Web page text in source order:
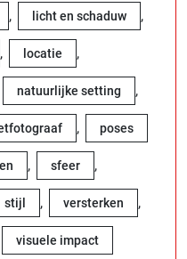
, licht en schaduw ,
, locatie ,
natuurlijke setting ,
, poses
, sfeer ,
stijl , versterken ,
visuele impact